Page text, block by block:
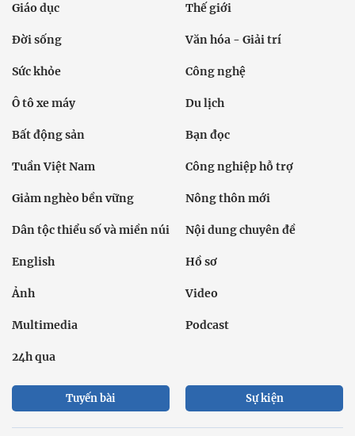
Giáo dục Thế giới
Đời sống Văn hóa - Giải trí
Sức khỏe Công nghệ
Ô tô xe máy Du lịch
Bất động sản Bạn đọc
Tuần Việt Nam Công nghiệp hỗ trợ
Giảm nghèo bền vững Nông thôn mới
Dân tộc thiểu số và miền núi Nội dung chuyên đề
English Hồ sơ
Ảnh Video
Multimedia Podcast
24h qua
Tuyến bài Sự kiện